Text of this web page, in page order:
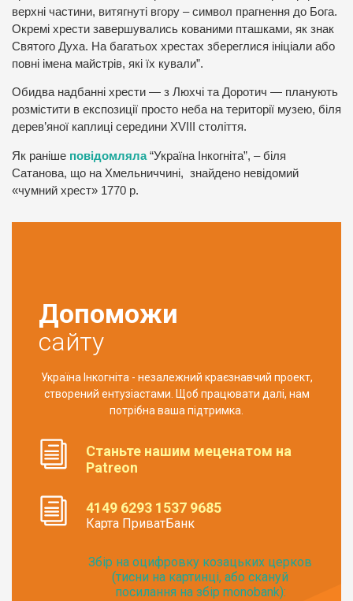
верхні частини, витягнуті вгору – символ прагнення до Бога.
Окремі хрести завершувались кованими пташками, як знак
Святого Духа. На багатьох хрестах збереглися ініціали або
повні імена майстрів, які їх кували”.
Обидва надбанні хрести — з Люхчі та Доротич — планують
розмістити в експозиції просто неба на території музею, біля
дерев’яної каплиці середини XVIII століття.
Як раніше повідомляла“Україна Інкогніта”, – біля
Сатанова, що на Хмельниччині, знайдено невідомий
«чумний хрест» 1770 р.
Допоможи
сайту
Україна Інкогніта - незалежний краєзнавчий проект,
створений ентузіастами. Щоб працювати далі, нам
потрібна ваша підтримка.
Станьте нашим меценатом на
Patreon
4149 6293 1537 9685
Карта ПриватБанк
Збір на оцифровку козацьких церков
(тисни на картинці, або скануй
посилання на збір monobank):